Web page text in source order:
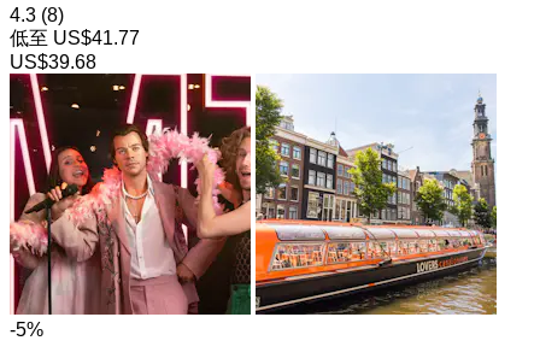
4.3 (8)
低至 US$41.77
US$39.68
-5%